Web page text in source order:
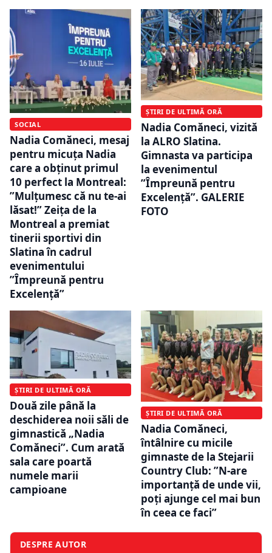
SOCIAL
Nadia Comăneci, mesaj
pentru micuța Nadia
care a obținut primul
10 perfect la Montreal:
”Mulțumesc că nu te-ai
lăsat!” Zeița de la
Montreal a premiat
tinerii sportivi din
Slatina în cadrul
evenimentului
”Împreună pentru
Excelență”
ȘTIRI DE ULTIMĂ ORĂ
Nadia Comăneci, vizită
la ALRO Slatina.
Gimnasta va participa
la evenimentul
”Împreună pentru
Excelență”. GALERIE
FOTO
ȘTIRI DE ULTIMĂ ORĂ
Două zile până la
deschiderea noii săli de
gimnastică „Nadia
Comăneci”. Cum arată
sala care poartă
numele marii
campioane
ȘTIRI DE ULTIMĂ ORĂ
Nadia Comăneci,
întâlnire cu micile
gimnaste de la Stejarii
Country Club: ”N-are
importanță de unde vii,
poți ajunge cel mai bun
în ceea ce faci”
DESPRE AUTOR